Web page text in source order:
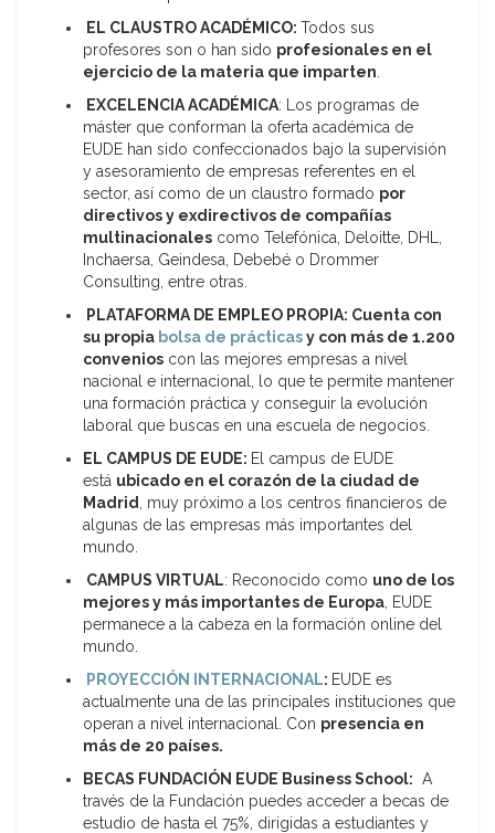
EL CLAUSTRO ACADÉMICO: Todos sus
profesores son o han sido profesionales en el
ejercicio de la materia que imparten
EXCELENCIA ACADÉMICA: Los programas de
máster que conforman la oferta académica de
EUDE han sido confeccionados bajo la supervisión
y asesoramiento de empresas referentes en el
sector, así como de un claustro formado por
directivos y exdirectivos de compañías
multinacionales como Telefónica, Deloitte, DHL,
Inchaersa, Geindesa, Debebé o Drommer
Consulting, entre otras.
PLATAFORMA DE EMPLEO PROPIA: Cuenta con
su propia bolsa de prácticasy con más de 1.200
convenios con las mejores empresas a nivel
nacional e internacional, lo que te permite mantener
una formación práctica y conseguir la evolución
laboral que buscas en una escuela de negocios.
EL CAMPUS DE EUDE: El campus de EUDE
está ubicado en el corazón de la ciudad de
Madrid
, muy próximo a los centros financieros de
algunas de las empresas más importantes del
mundo.
CAMPUS VIRTUAL: Reconocido como uno de los
mejores y más importantes de Europa , EUDE
permanece a la cabeza en la formación online del
mundo.
PROYECCIÓN INTERNACIONAL: EUDE es
actualmente una de las principales instituciones que
operan a nivel internacional. Con presencia en
más de 20 países.
BECAS FUNDACIÓN EUDE Business School: A
través de la Fundación puedes acceder a becas de
estudio de hasta el 75%, dirigidas a estudiantes y